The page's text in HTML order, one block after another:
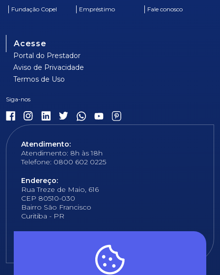
Fundação Copel Empréstimo Fale conosco
Acesse
Portal do Prestador
Aviso de Privacidade
Termos de Uso
Atendimento:
Atendimento: 8h às 18h
Telefone: 0800 602 0225
Endereço:
Rua Treze de Maio, 616
CEP 80510-030
Bairro São Francisco
Curitiba - PR